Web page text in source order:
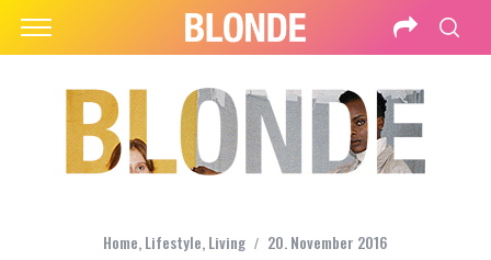
Home,Lifestyle,Living 20. November 2016